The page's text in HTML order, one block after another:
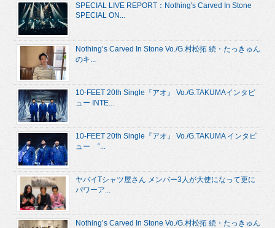
SPECIAL LIVE REPORT：Nothing's Carved In Stone
SPECIAL ON...
Nothing’s Carved In Stone Vo./G.村松拓 続・たっきゅん
のキ...
10-FEET 20th Single『アオ』 Vo./G.TAKUMAインタビ
ュー INTE...
10-FEET 20th Single『アオ』 Vo./G.TAKUMA インタビ
ュー “...
ヤバイTシャツ屋さん メンバー3人が大使になって更に
パワーア...
Nothing’s Carved In Stone Vo./G.村松拓 続・たっきゅん